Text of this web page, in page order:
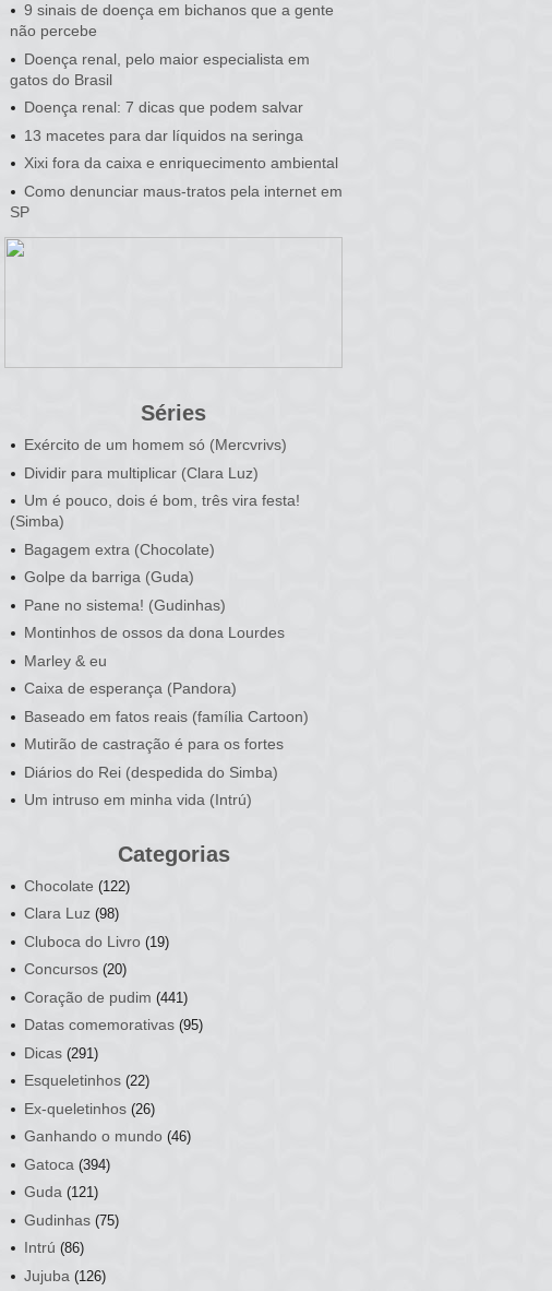
9 sinais de doença em bichanos que a gente
não percebe
Doença renal, pelo maior especialista em
gatos do Brasil
Doença renal: 7 dicas que podem salvar
13 macetes para dar líquidos na seringa
Xixi fora da caixa e enriquecimento ambiental
Como denunciar maus-tratos pela internet em
SP
Séries
Exército de um homem só (Mercvrivs)
Dividir para multiplicar (Clara Luz)
Um é pouco, dois é bom, três vira festa!
(Simba)
Bagagem extra (Chocolate)
Golpe da barriga (Guda)
Pane no sistema! (Gudinhas)
Montinhos de ossos da dona Lourdes
Marley & eu
Caixa de esperança (Pandora)
Baseado em fatos reais (família Cartoon)
Mutirão de castração é para os fortes
Diários do Rei (despedida do Simba)
Um intruso em minha vida (Intrú)
Categorias
Chocolate (122)
Clara Luz (98)
Cluboca do Livro (19)
Concursos (20)
Coração de pudim (441)
Datas comemorativas (95)
Dicas (291)
Esqueletinhos (22)
Ex-queletinhos (26)
Ganhando o mundo (46)
Gatoca (394)
Guda (121)
Gudinhas (75)
Intrú (86)
Jujuba (126)